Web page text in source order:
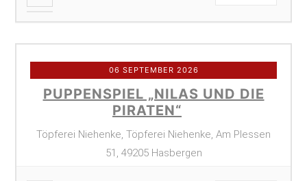
06 SEPTEMBER 2026
PUPPENSPIEL „NILAS UND DIE
PIRATEN“
Töpferei Niehenke, Töpferei Niehenke, Am Plessen
51, 49205 Hasbergen